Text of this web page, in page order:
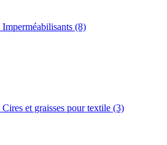
Imperméabilisants (8)
Cires et graisses pour textile (3)